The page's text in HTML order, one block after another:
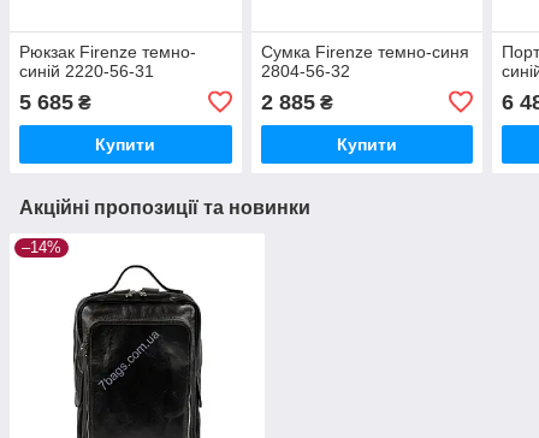
Рюкзак Firenze темно-
синій 2220-56-31
5 685 ₴
Купити
Сумка Firenze темно-синя
2804-56-32
2 885₴
Купити
6
Акційні пропозиції та новинки
–14%